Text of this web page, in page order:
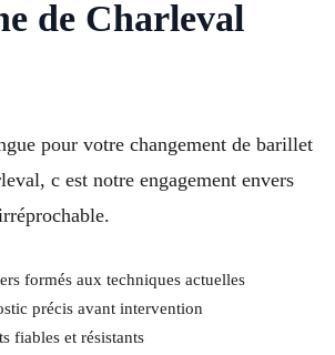
de Charleval
pour votre changement de barillet
c est notre engagement envers
formés aux techniques actuelles
précis avant intervention
fiables et résistants